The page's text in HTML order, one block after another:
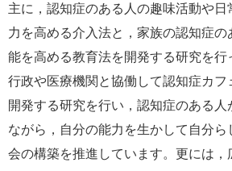
主に，認知症のある人の趣味活動や
力を高める介入法と，家族の認知症
能を高める教育法を開発する研究を行
行政や医療機関と協働して認知症カフ
開発する研究を行い，認知症のある人
ながら，自分の能力を生かして自分ら
会の構築を推進しています。更には，